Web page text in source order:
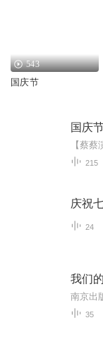
543
国庆节
国庆
215
庆祝
24
我们
35